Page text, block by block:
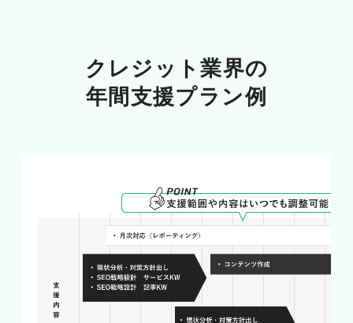
YMYL領域では、経験・専門性・権威性・信頼性
を示すE-E-A-Tが検索評価で重視されます。クレ
ジット分野では、誰がどのような根拠で情報を発
信しているかが厳しく問われ、運営元の実態が不
クレジット業界の
年間支援プラン例